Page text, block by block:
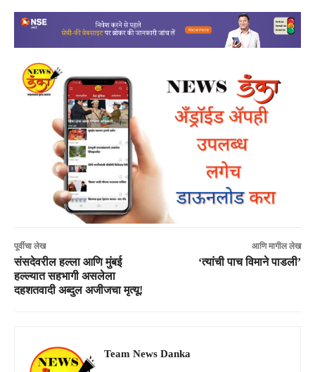
पूर्वीचा लेख
संसदेवरील हल्ला आणि मुंबई
हल्ल्यात सहभागी असलेला
दहशतवादी अब्दुल अजीजचा मृत्यू!
आणि मागील लेख
‘त्यांची पाच विमाने पाडली’
Team News Danka